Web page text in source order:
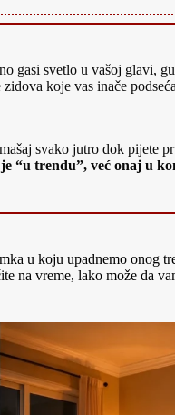
gasi svetlo u vašoj glavi,
koje vas inače
svako jutro dok pijete
“u trendu”, već onaj u
u koju upadnemo onog
na vreme, lako može da